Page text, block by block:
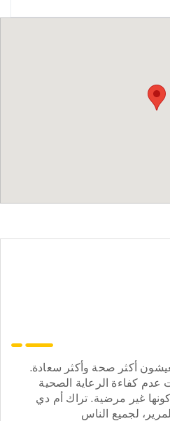
أكثر صحة وأكثر سعادة.
عدم كفاءة الرعاية الصحية
غير مرضية. تراك أم دي
لجميع الناس